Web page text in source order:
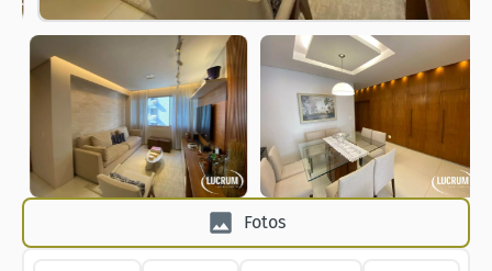
Fotos